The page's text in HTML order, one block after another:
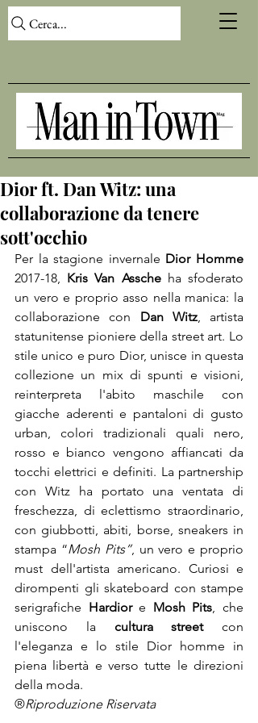
Cerca...
Dior ft. Dan Witz: una
collaborazione da tenere
sott'occhio
Per la stagione invernale Dior Homme
2017-18, Kris Van Assche ha sfoderato
un vero e proprio asso nella manica: la
collaborazione con Dan Witz, artista
statunitense pioniere della street art. Lo
stile unico e puro Dior, unisce in questa
collezione un mix di spunti e visioni,
reinterpreta l'abito maschile con
giacche aderenti e pantaloni di gusto
urban, colori tradizionali quali nero,
rosso e bianco vengono affiancati da
tocchi elettrici e definiti. La partnership
con Witz ha portato una ventata di
freschezza, di eclettismo straordinario,
con giubbotti, abiti, borse, sneakers in
stampa “Mosh Pits”, un vero e proprio
must dell'artista americano. Curiosi e
dirompenti gli skateboard con stampe
serigrafiche Hardior e Mosh Pits, che
uniscono la cultura street con
l'eleganza e lo stile Dior homme in
piena libertà e verso tutte le direzioni
della moda.
®Riproduzione Riservata